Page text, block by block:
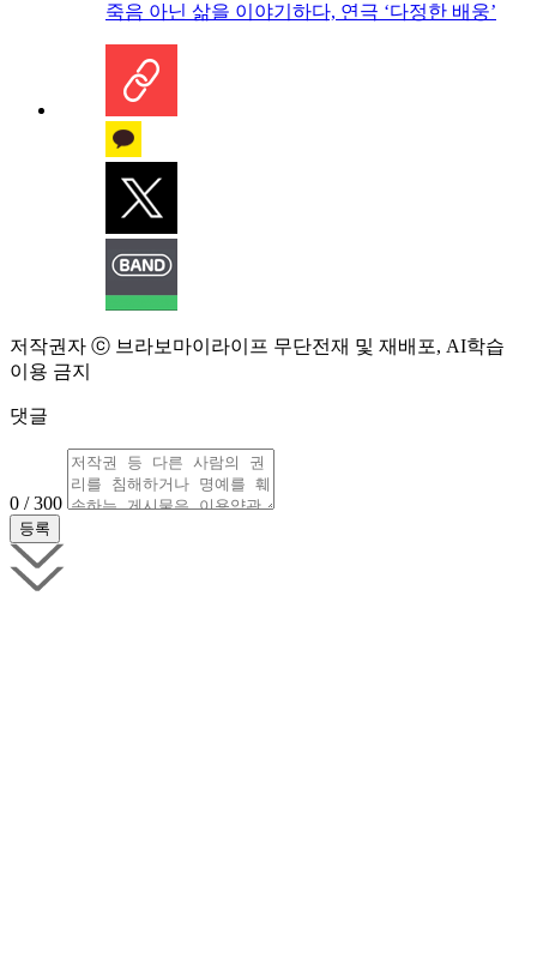
죽음 아닌 삶을 이야기하다, 연극 ‘다정한 배웅’
저작권자 ⓒ 브라보마이라이프 무단전재 및 재배포, AI학습
이용 금지
댓글
0 / 300